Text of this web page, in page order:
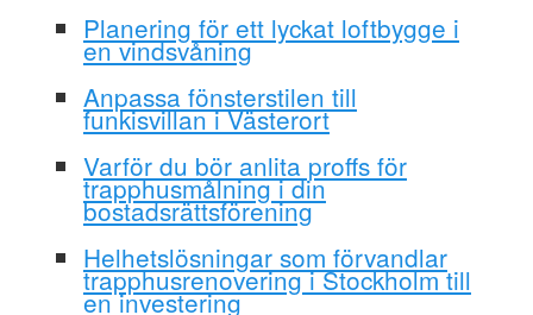
Planering för ett lyckat loftbygge i
en vindsvåning
Anpassa fönsterstilen till
funkisvillan i Västerort
Varför du bör anlita proffs för
trapphusmålning i din
bostadsrättsförening
Helhetslösningar som förvandlar
trapphusrenovering i Stockholm till
en investering